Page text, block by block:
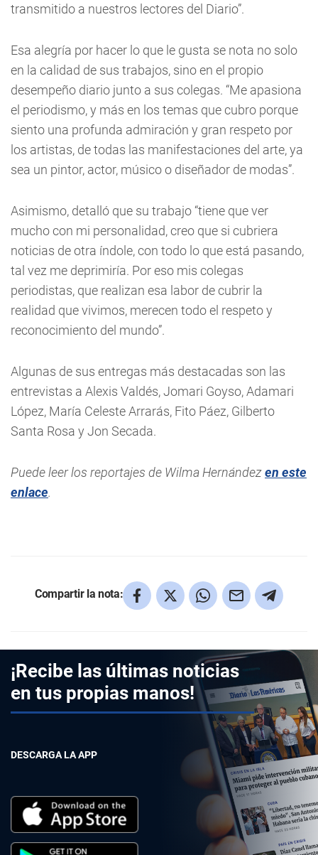
transmitido a nuestros lectores del Diario”.
Esa alegría por hacer lo que le gusta se nota no solo
en la calidad de sus trabajos, sino en el propio
desempeño diario junto a sus colegas. “Me apasiona
el periodismo, y más en los temas que cubro porque
siento una profunda admiración y gran respeto por
los artistas, de todas las manifestaciones del arte, ya
sea un pintor, actor, músico o diseñador de modas”.
Asimismo, detalló que su trabajo “tiene que ver
mucho con mi personalidad, creo que si cubriera
noticias de otra índole, con todo lo que está pasando,
tal vez me deprimiría. Por eso mis colegas
periodistas, que realizan esa labor de cubrir la
realidad que vivimos, merecen todo el respeto y
reconocimiento del mundo”.
Algunas de sus entregas más destacadas son las
entrevistas a Alexis Valdés, Jomari Goyso, Adamari
López, María Celeste Arrarás, Fito Páez, Gilberto
Santa Rosa y Jon Secada.
Puede leer los reportajes de Wilma Hernándezen este
enlace.
Compartir la nota:
¡Recibe las últimas noticias
en tus propias manos!
DESCARGA LA APP